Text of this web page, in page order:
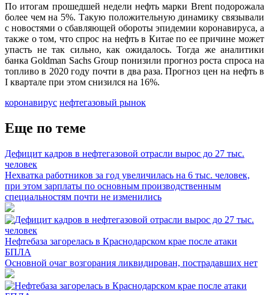
По итогам прошедшей недели нефть марки Brent подорожала
более чем на 5%. Такую положительную динамику связывали
с новостями о сбавляющей обороты эпидемии коронавируса, а
также о том, что спрос на нефть в Китае по ее причине может
упасть не так сильно, как ожидалось. Тогда же аналитики
банка Goldman Sachs Group понизили прогноз роста спроса на
топливо в 2020 году почти в два раза. Прогноз цен на нефть в
I квартале при этом снизился на 16%.
коронавирус нефтегазовый рынок
Еще по теме
Дефицит кадров в нефтегазовой отрасли вырос до 27 тыс.
человек
Нехватка работников за год увеличилась на 6 тыс. человек,
при этом зарплаты по основным производственным
специальностям почти не изменились
Нефтебаза загорелась в Краснодарском крае после атаки
БПЛА
Основной очаг возгорания ликвидирован, пострадавших нет